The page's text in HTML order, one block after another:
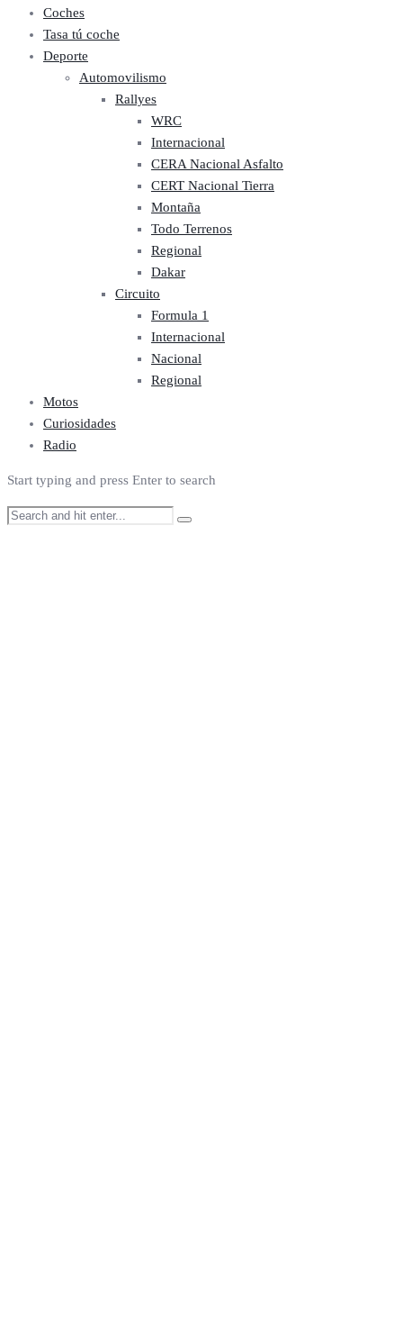
Coches
Tasa tú coche
Deporte
Automovilismo
Rallyes
WRC
Internacional
CERA Nacional Asfalto
CERT Nacional Tierra
Montaña
Todo Terrenos
Regional
Dakar
Circuito
Formula 1
Internacional
Nacional
Regional
Motos
Curiosidades
Radio
Start typing and press Enter to search